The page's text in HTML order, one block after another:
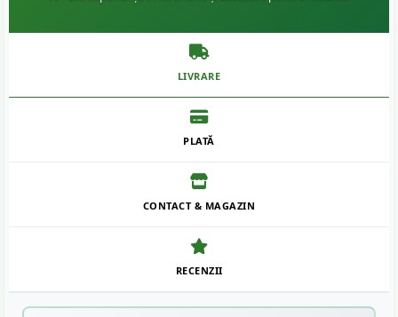
LIVRARE
PLATĂ
CONTACT & MAGAZIN
RECENZII